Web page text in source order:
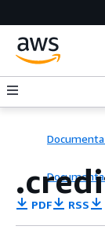
PDF RSS